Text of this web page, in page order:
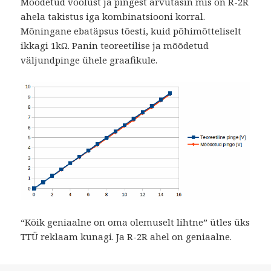
ahela takistus iga kombinatsiooni korral.
Mõningane ebatäpsus tõesti, kuid põhimõtteliselt
ikkagi 1kΩ. Panin teoreetilise ja mõõdetud
väljundpinge ühele graafikule.
“Kõik geniaalne on oma olemuselt lihtne” ütles üks
TTÜ reklaam kunagi. Ja R-2R ahel on geniaalne.